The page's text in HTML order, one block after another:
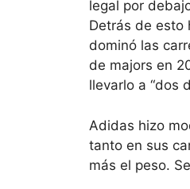
Detrás de esto
dominó las
de majors en
llevarlo a “dos
Adidas hizo
tanto en sus
más el peso.